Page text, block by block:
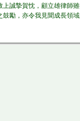
誠摯賀忱，顧立雄律師
勵，亦令我見聞成長領